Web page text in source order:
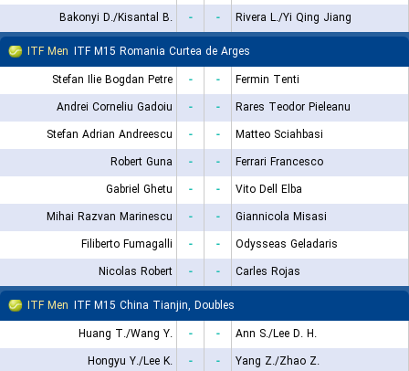
Bakonyi D./Kisantal B.
- -
Rivera L./Yi Qing Jiang
ITF Men ITF M15 Romania Curtea de Arges
Stefan Ilie Bogdan Petre
- -
Fermin Tenti
Andrei Corneliu Gadoiu
- -
Rares Teodor Pieleanu
Stefan Adrian Andreescu
- -
Matteo Sciahbasi
Robert Guna
- -
Ferrari Francesco
Gabriel Ghetu
- -
Vito Dell Elba
Mihai Razvan Marinescu
- -
Giannicola Misasi
Filiberto Fumagalli
- -
Odysseas Geladaris
Nicolas Robert
- -
Carles Rojas
ITF Men ITF M15 China Tianjin, Doubles
Huang T./Wang Y.
- -
Ann S./Lee D. H.
Hongyu Y./Lee K.
- -
Yang Z./Zhao Z.